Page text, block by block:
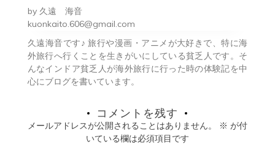
ョ
ン
by 久遠 海音
kuonkaito.606@gmail.com
久遠海音です♪ 旅行や漫画・アニメが大好きで、特に海
外旅行へ行くことを生きがいにしている貧乏人です。そ
んなインドア貧乏人が海外旅行に行った時の体験記を中
心にブログを書いています。
コメントを残す
メールアドレスが公開されることはありません。 ※ が付
いている欄は必須項目です